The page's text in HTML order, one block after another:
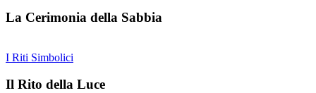
La Cerimonia della Sabbia
I Riti Simbolici
Il Rito della Luce